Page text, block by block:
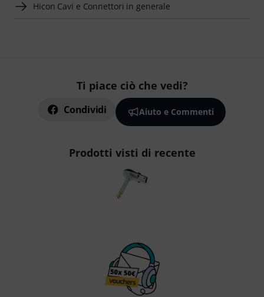
Hicon Cavi e Connettori in generale
Ti piace ciò che vedi?
Condividi Aiuto e Commenti
Prodotti visti di recente